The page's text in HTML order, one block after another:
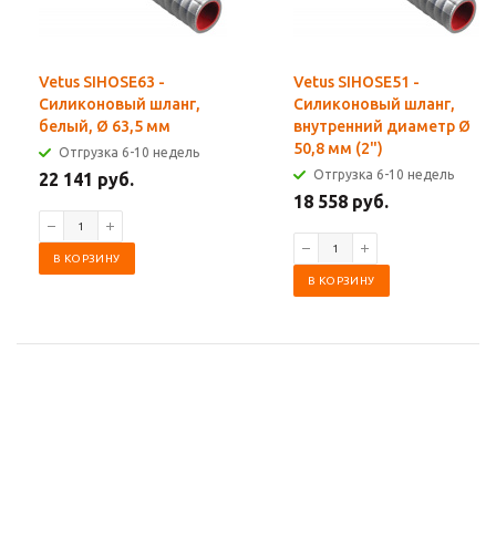
Vetus SIHOSE63 -
Силиконовый шланг,
белый, Ø 63,5 мм
Отгрузка 6-10 недель
22 141 руб.
В КОРЗИНУ
Vetus SIHOSE51 -
Силиконовый шланг,
внутренний диаметр Ø
50,8 мм (2")
Отгрузка 6-10 недель
18 558 руб.
В КОРЗИНУ